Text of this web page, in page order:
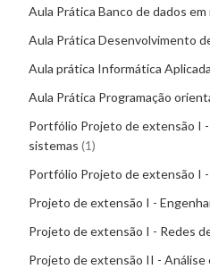
Aula Prática Banco de dados em
Aula Prática Desenvolvimento
Aula prática Informática Aplicada
Aula Prática Programação
Portfólio Projeto de extensão I
sistemas 1
Portfólio Projeto de extensão I
Projeto de extensão I -
Projeto de extensão I - Redes
Projeto de extensão II -